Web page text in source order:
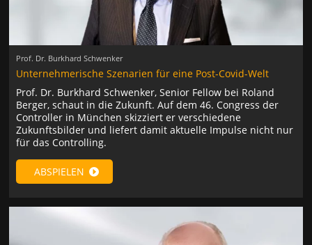
Prof. Dr. Burkhard Schwenker
Unternehmerische Szenarien für eine Post-Covid-Welt
Prof. Dr. Burkhard Schwenker, Senior Fellow bei Roland
Berger, schaut in die Zukunft. Auf dem 46. Congress der
Controller in München skizziert er verschiedene
Zukunftsbilder und liefert damit aktuelle Impulse nicht nur
für das Controlling.
ABSPIELEN